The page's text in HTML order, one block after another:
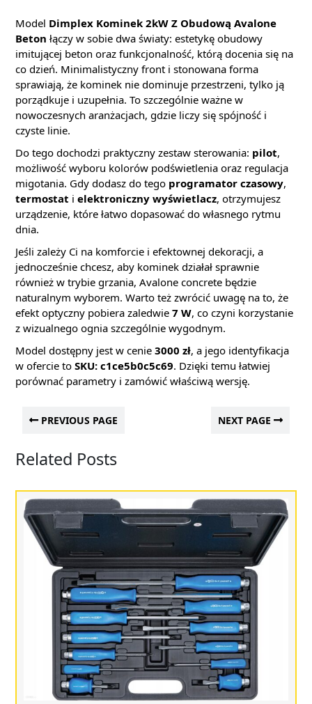
Model Dimplex Kominek 2kW Z Obudową Avalone
Beton łączy w sobie dwa światy: estetykę obudowy
imitującej beton oraz funkcjonalność, którą docenia się na
co dzień. Minimalistyczny front i stonowana forma
sprawiają, że kominek nie dominuje przestrzeni, tylko ją
porządkuje i uzupełnia. To szczególnie ważne w
nowoczesnych aranżacjach, gdzie liczy się spójność i
czyste linie.
Do tego dochodzi praktyczny zestaw sterowania: pilot,
możliwość wyboru kolorów podświetlenia oraz regulacja
migotania. Gdy dodasz do tego programator czasowy,
termostat i elektroniczny wyświetlacz, otrzymujesz
urządzenie, które łatwo dopasować do własnego rytmu
dnia.
Jeśli zależy Ci na komforcie i efektownej dekoracji, a
jednocześnie chcesz, aby kominek działał sprawnie
również w trybie grzania, Avalone concrete będzie
naturalnym wyborem. Warto też zwrócić uwagę na to, że
efekt optyczny pobiera zaledwie 7 W, co czyni korzystanie
z wizualnego ognia szczególnie wygodnym.
Model dostępny jest w cenie 3000 zł, a jego identyfikacja
w ofercie to SKU: c1ce5b0c5c69. Dzięki temu łatwiej
porównać parametry i zamówić właściwą wersję.
PREVIOUS PAGE NEXT PAGE
Related Posts